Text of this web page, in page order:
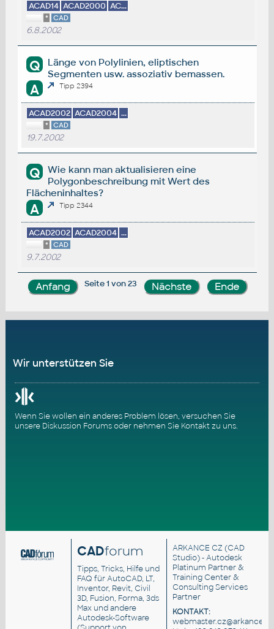
ACAD14 ACAD2000 AC...
* CAD
6.8.2002
Q
Länge von Polylinien, eliptischen
Segmenten usw. assoziativ bemassen.
A Tipp 2394
ACAD2002 ACAD2004 ...
* CAD
19.7.2002
Q
Wie kann man aktualisieren eine
Polygonbeschreibung mit Wert des
Flächeninhaltes?
A Tipp 2344
ACAD2002 ACAD2004 ...
* CAD
9.7.2002
Seite 1 von 23
Wir unterstützen Sie
Wenn Sie wollen ein anderes Problem lösen, versuchen Sie
unsere Diskussion Forumsoder nehmen Sie Kontakt zu uns.
CADforum
Tipps, Tricks, Hilfe und
FAQ für AutoCAD, LT,
Inventor, Revit, Civil
3D, Fusion, Forma, 3ds
Max und andere
Autodesk-Software
ARKANCE CZ (CAD
Studio) - Autodesk
Platinum Partner &
Training Center &
Consulting Services
Partner
KONTAKT: